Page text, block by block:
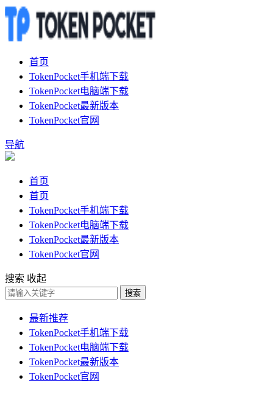
首页
TokenPocket手机端下载
TokenPocket电脑端下载
TokenPocket最新版本
TokenPocket官网
导航
首页
首页
TokenPocket手机端下载
TokenPocket电脑端下载
TokenPocket最新版本
TokenPocket官网
搜索 收起
搜索
最新推荐
TokenPocket手机端下载
TokenPocket电脑端下载
TokenPocket最新版本
TokenPocket官网